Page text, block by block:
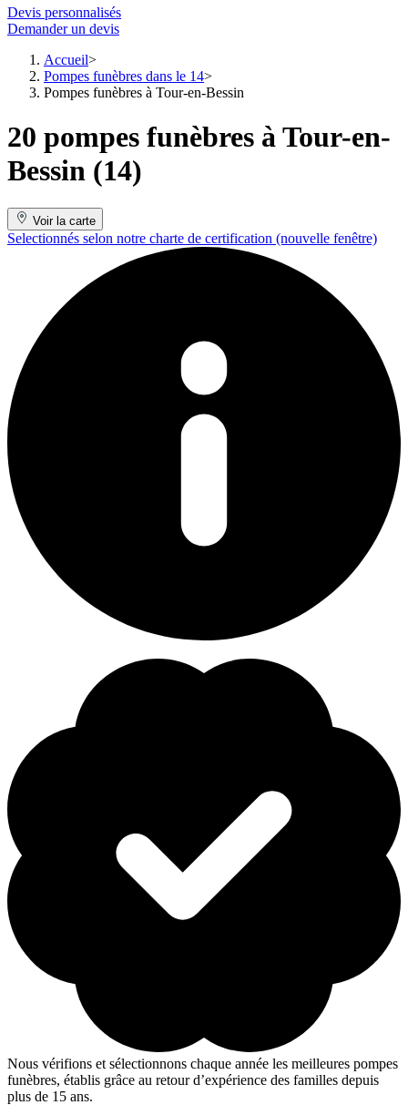
Devis personnalisés
Demander un devis
Accueil
Pompes funèbres dans le 14
Pompes funèbres à Tour-en-Bessin
20 pompes funèbres à Tour-en-
Bessin (14)
Voir la carte
Selectionnés selon notre charte de certification (nouvelle fenêtre)
Nous vérifions et sélectionnons chaque année les meilleures pompes
funèbres, établis grâce au retour d’expérience des familles depuis
plus de 15 ans.